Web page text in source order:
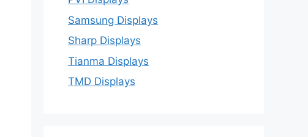
Samsung Displays
Sharp Displays
Tianma Displays
TMD Displays